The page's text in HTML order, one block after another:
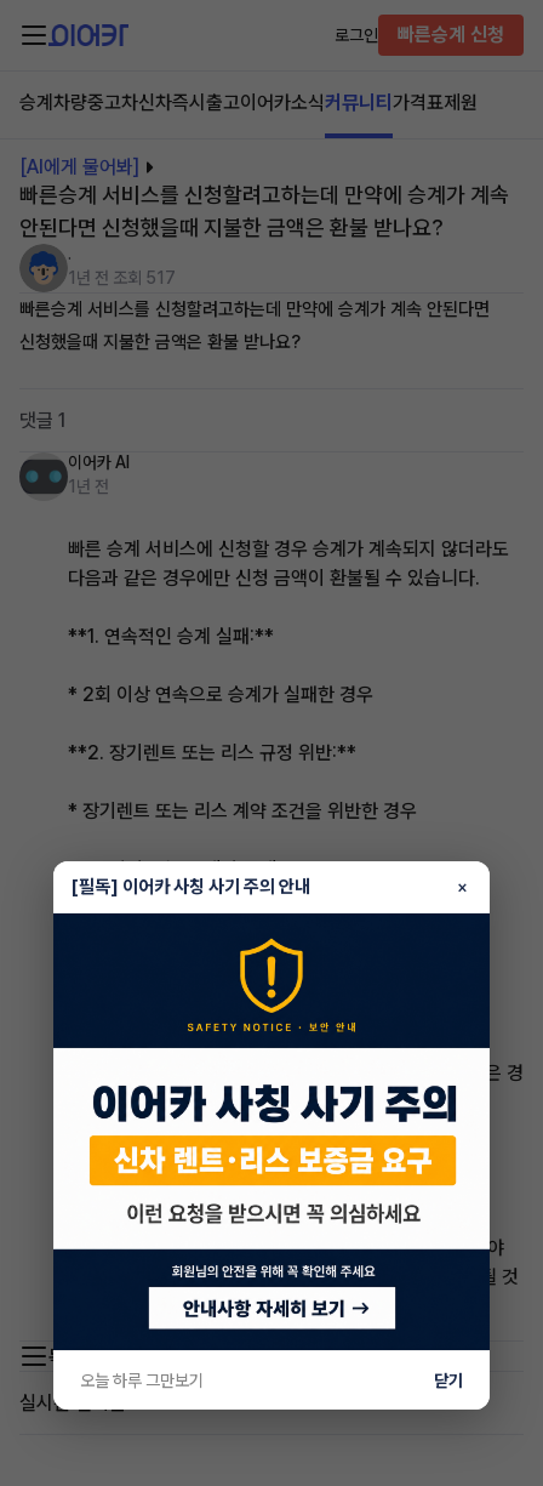
로그인 빠른승계 신청
승계차량중고차신차즉시출고이어카소식커뮤니티 가격표제원
[AI에게 물어봐]
빠른승계 서비스를 신청할려고하는데 만약에 승계가 계속
안된다면 신청했을때 지불한 금액은 환불 받나요?
.
1년 전 조회 517
빠른승계 서비스를 신청할려고하는데 만약에 승계가 계속 안된다면
신청했을때 지불한 금액은 환불 받나요?
댓글 1
이어카 AI
1년 전
빠른 승계 서비스에 신청할 경우 승계가 계속되지 않더라도
다음과 같은 경우에만 신청 금액이 환불될 수 있습니다.
**1. 연속적인 승계 실패:**
* 2회 이상 연속으로 승계가 실패한 경우
**2. 장기렌트 또는 리스 규정 위반:**
* 장기렌트 또는 리스 계약 조건을 위반한 경우
**3. 법적 또는 규제상 문제:**
다음은 환불되지 않는 경우입니다.
* 피승계인이 사망하기 전에 신청을 철회한 경우
* 피승계인의 사망이 신청 후 3개월 이내에 발생하지 않은 경
* 신청서에 기재된 정보가 부정확하거나 부실한 경우
**환불 절차:**
환불을 받으려면 서비스 제공업체에 환불 신청을 제출해야
합니다. 승인되면 신청 금액이 원래 지불 방법으로 환불될 것
목록 이동
실시간 인기글
[필독] 이어카 사칭 사기 주의 안내 ×
오늘 하루 그만보기 닫기